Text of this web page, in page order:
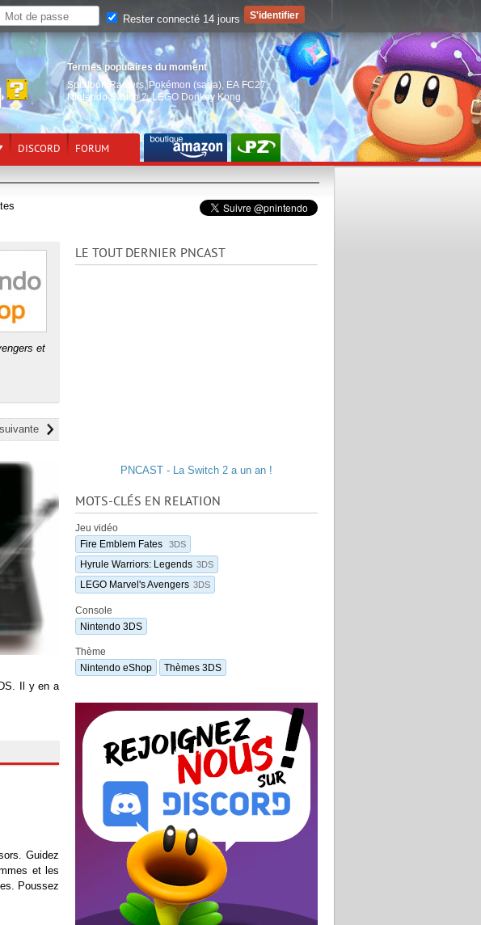
Termes populaires du moment
Splatoon Raiders, Pokémon (saga) EA FC27,
Nintendo Switch 2,LEGO Donkey Kong
DISCORD FORUM
et
Il y en a
Guidez
et les
Poussez
LE TOUT DERNIER PNCAST
PNCAST - La Switch 2 a un an !
MOTS-CLÉS EN RELATION
Jeu vidéo
Fire Emblem Fates
3DS
Hyrule Warriors: Legends 3DS
LEGO Marvel's Avengers 3DS
Console
Nintendo 3DS
Thème
Nintendo eShop
Thèmes 3DS
Rester connecté 14 jours